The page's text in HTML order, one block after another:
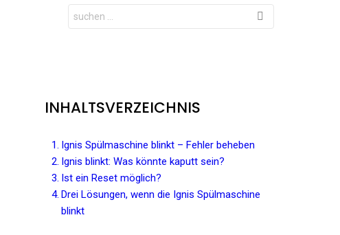
Search
for:
INHALTSVERZEICHNIS
Ignis Spülmaschine blinkt – Fehler beheben
Ignis blinkt: Was könnte kaputt sein?
Ist ein Reset möglich?
Drei Lösungen, wenn die Ignis Spülmaschine
blinkt